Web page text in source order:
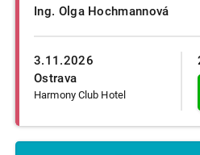
3.11.2026
Ostrava
Harmony Club Hotel
Ing. Olga Hochmannová